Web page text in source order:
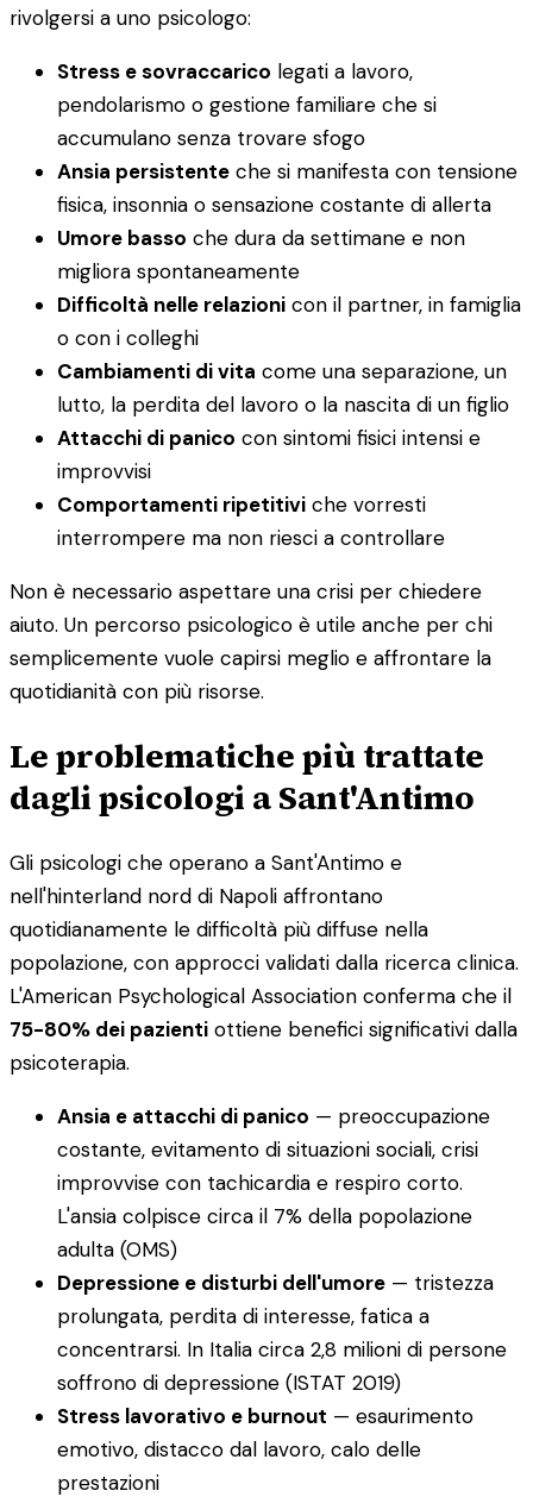
rivolgersi a uno psicologo:
Stress e sovraccarico legati a lavoro,
pendolarismo o gestione familiare che si
accumulano senza trovare sfogo
Ansia persistente che si manifesta con tensione
fisica, insonnia o sensazione costante di allerta
Umore basso che dura da settimane e non
migliora spontaneamente
Difficoltà nelle relazioni con il partner, in famiglia
o con i colleghi
Cambiamenti di vita come una separazione, un
lutto, la perdita del lavoro o la nascita di un figlio
Attacchi di panico con sintomi fisici intensi e
improvvisi
Comportamenti ripetitivi che vorresti
interrompere ma non riesci a controllare
Non è necessario aspettare una crisi per chiedere
aiuto. Un percorso psicologico è utile anche per chi
semplicemente vuole capirsi meglio e affrontare la
quotidianità con più risorse.
Le problematiche più trattate
dagli psicologi a Sant'Antimo
Gli psicologi che operano a Sant'Antimo e
nell'hinterland nord di Napoli affrontano
quotidianamente le difficoltà più diffuse nella
popolazione, con approcci validati dalla ricerca clinica.
L'American Psychological Association conferma che il
75-80% dei pazienti ottiene benefici significativi dalla
psicoterapia.
Ansia e attacchi di panico — preoccupazione
costante, evitamento di situazioni sociali, crisi
improvvise con tachicardia e respiro corto.
L'ansia colpisce circa il 7% della popolazione
adulta (OMS)
Depressione e disturbi dell'umore — tristezza
prolungata, perdita di interesse, fatica a
concentrarsi. In Italia circa 2,8 milioni di persone
soffrono di depressione (ISTAT 2019)
Stress lavorativo e burnout — esaurimento
emotivo, distacco dal lavoro, calo delle
prestazioni